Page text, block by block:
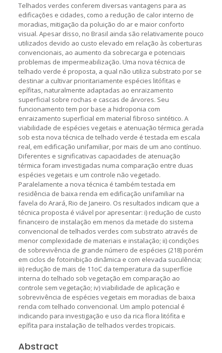
Telhados verdes conferem diversas vantagens para as
edificações e cidades, como a redução de calor interno de
moradias, mitigação da poluição do ar e maior conforto
visual. Apesar disso, no Brasil ainda são relativamente pouco
utilizados devido ao custo elevado em relação às coberturas
convencionais, ao aumento da sobrecarga e potenciais
problemas de impermeabilização. Uma nova técnica de
telhado verde é proposta, a qual não utiliza substrato por se
destinar a cultivar prioritariamente espécies litófitas e
epífitas, naturalmente adaptadas ao enraizamento
superficial sobre rochas e cascas de árvores. Seu
funcionamento tem por base a hidroponia com
enraizamento superficial em material fibroso sintético. A
viabilidade de espécies vegetais e atenuação térmica gerada
sob esta nova técnica de telhado verde é testada em escala
real, em edificação unifamiliar, por mais de um ano contínuo.
Diferentes e significativas capacidades de atenuação
térmica foram investigadas numa comparação entre duas
espécies vegetais e um controle não vegetado.
Paralelamente a nova técnica é também testada em
residência de baixa renda em edificação unifamiliar na
favela do Arará, Rio de Janeiro. Os resultados indicam que a
técnica proposta é viável por apresentar: i) redução de custo
financeiro de instalação em menos da metade do sistema
convencional de telhados verdes com substrato através de
menor complexidade de materiais e instalação; ii) condições
de sobrevivência de grande número de espécies (218) porém
em ciclos de fotoinibição dinâmica e com elevada suculência;
iii) redução de mais de 11oC da temperatura da superfície
interna do telhado sob vegetação em comparação ao
controle sem vegetação; iv) viabilidade de aplicação e
sobrevivência de espécies vegetais em moradias de baixa
renda com telhado convencional. Um amplo potencial é
indicando para investigação e uso da rica flora litófita e
epífita para instalação de telhados verdes tropicais.
Abstract